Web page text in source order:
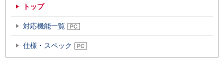
トップ
対応機能一覧
仕様・スペック